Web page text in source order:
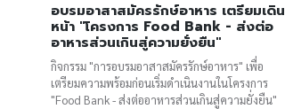
อบรมอาสาสมัครรักษ์อาหาร เตรียมเดิน
หน้า "โครงการ Food Bank - ส่งต่อ
อาหารส่วนเกินสู่ความยั่งยืน"
กิจกรรม "การอบรมอาสาสมัครรักษ์อาหาร" เพื่อ
เตรียมความพร้อมก่อนเริ่มดำเนินงานในโครงการ
"Food Bank - ส่งต่ออาหารส่วนเกินสู่ความยั่งยืน"